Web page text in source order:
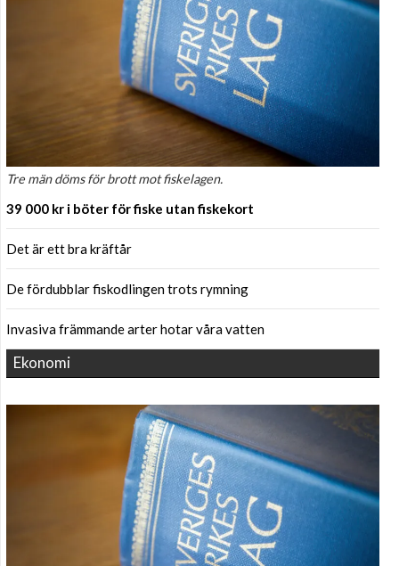
Tre män döms för brott mot fiskelagen.
39 000 kr i böter för fiske utan fiskekort
Det är ett bra kräftår
De fördubblar fiskodlingen trots rymning
Invasiva främmande arter hotar våra vatten
Ekonomi